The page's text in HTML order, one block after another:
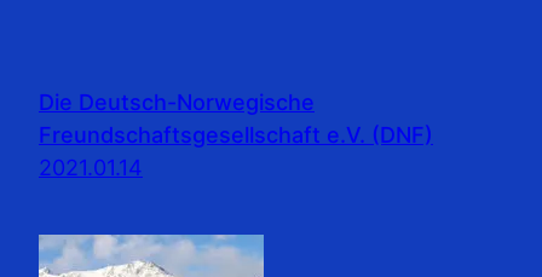
Die Deutsch-Norwegische
Freundschaftsgesellschaft e.V. (DNF)
2021.01.14